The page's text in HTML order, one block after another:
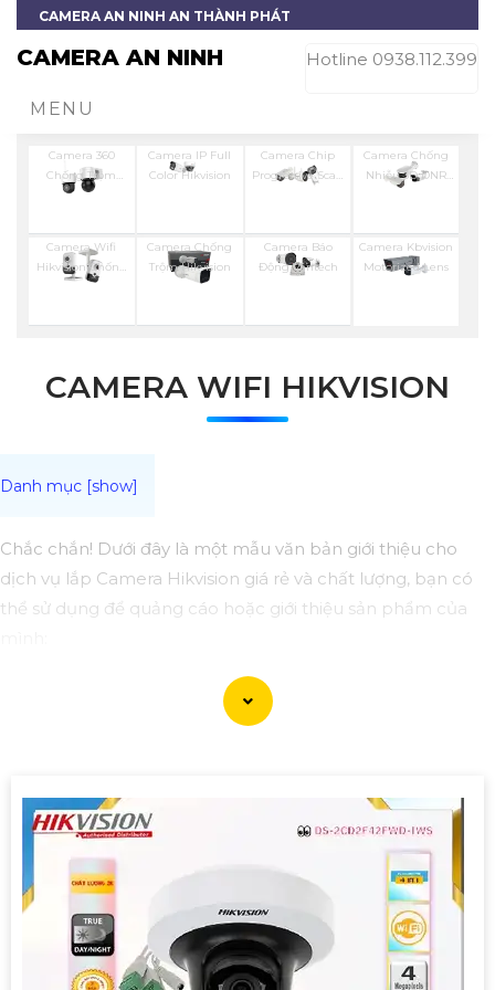
CAMERA AN NINH AN THÀNH PHÁT
CAMERA AN NINH Hotline 0938.112.399
MENU
Camera 360
Chống Trộm
Hikvision
Camera IP Full
Color Hikvision
Camera Chip
Progressive Scan
Camera Chống
Nhiễu 3D DNR
Camera Wifi
Hikvision Chống
Trộm
Camera Chống
Trộm Hikvision
Camera Báo
Động Vantech
Camera Kbvision
Motorized Lens
CAMERA WIFI HIKVISION
Chắc chắn! Dưới đây là một mẫu văn bản giới thiệu cho
dịch vụ lắp Camera Hikvision giá rẻ và chất lượng, bạn có
thể sử dụng để quảng cáo hoặc giới thiệu sản phẩm của
Lắp Camera Hikvision Giá Rẻ - Chất Lượng không thể phủ
nhà, văn phòng hay cửa hàng của mình? Hãy yên tâm với
dịch vụ lắp Camera Hikvision của chúng tôi - mang đến sự
an tâm và chất lượng không thể phủ nhận!
Tại sao nên chọn chúng tôi?
Giá cả phải chăng: Chúng tôi cam kết cung cấp giải pháp
lắp đặt Camera Hikvision với mức giá hợp lý, phù hợp với túi